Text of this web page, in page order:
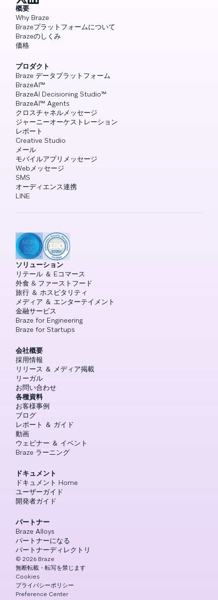
概要
Why Braze
Brazeプラットフォームについて
Brazeのしくみ
価格
プロダクト
Braze データプラットフォーム
BrazeAI™
BrazeAI Decisioning Studio™
BrazeAI™ Agents
クロスチャネルメッセージ
ジャーニーオーケストレーション
レポート
Creative Studio
メール
モバイルアプリメッセージ
Webメッセージ
SMS
オーディエンス連携
LINE
ソリューション
リテール ＆ Eコマース
外食 & ファーストフード
旅行 ＆ ホスピタリティ
メディア ＆ エンターテイメント
金融サービス
Braze for Engineering
Braze for Startups
会社概要
採用情報
リリース ＆ メディア掲載
リーガル
お問い合わせ
各種資料
お客様事例
ブログ
レポート ＆ ガイド
動画
ウェビナー ＆ イベント
Braze ラーニング
ドキュメント
ドキュメント Home
ユーザーガイド
開発者ガイド
パートナー
Braze Alloys
パートナーになる
パートナーディレクトリ
© 2026 Braze
無断転載・転写を禁じます
Cookies
プライバシーポリシー
Preference Center